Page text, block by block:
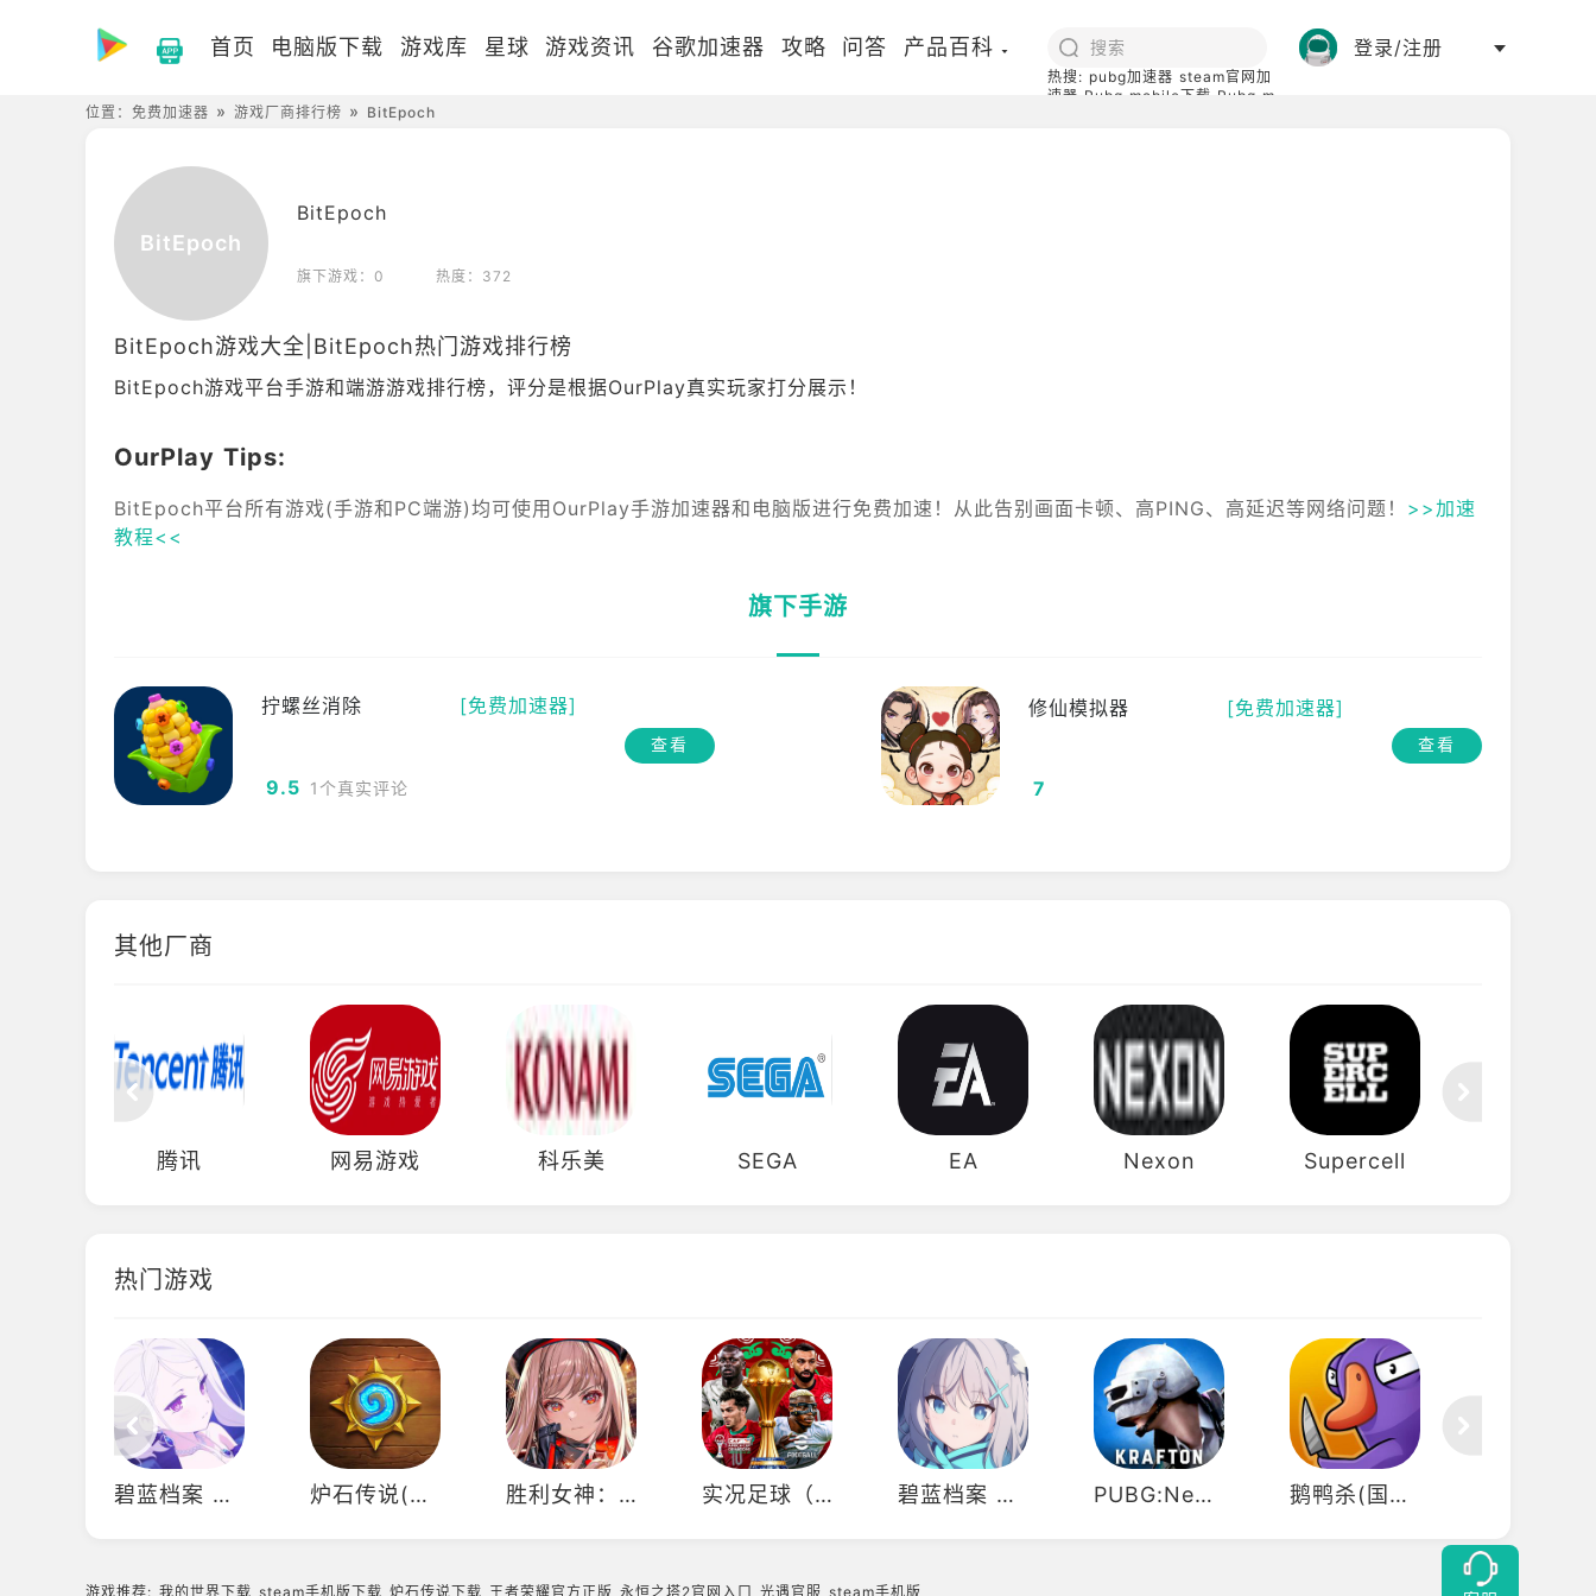
首页 电脑版下载 游戏库 星球 游戏资讯 谷歌加速器 攻略 问答 产品百科
热搜: pubg加速器 steam官网加
速器 Pubg mobile下载 Pubg m
登录/注册
位置： 免费加速器 游戏厂商排行榜 BitEpoch
BitEpoch
BitEpoch
旗下游戏：0 热度：372
BitEpoch游戏大全|BitEpoch热门游戏排行榜
BitEpoch游戏平台手游和端游游戏排行榜，评分是根据OurPlay真实玩家打分展示！
OurPlay Tips:
BitEpoch平台所有游戏(手游和PC端游)均可使用OurPlay手游加速器和电脑版进行免费加速！从此告别画面卡顿、高PING、高延迟等网络问题！ >>加速
教程<<
旗下手游
拧螺丝消除 [免费加速器]
9.5 1个真实评论
查看
修仙模拟器 [免费加速器]
7
查看
其他厂商
腾讯 网易游戏 科乐美 SEGA EA Nexon Supercell
热门游戏
碧蓝档案 Blue Archive（国际服） 炉石传说(国际服) 胜利女神：妮姬（国际服） 实况足球（国际服） 碧蓝档案 Blue Archive（日服） PUBG:New State(绝地求生:未来之役) 鹅鸭杀(国际服)
游戏推荐: 我的世界下载 steam手机版下载 炉石传说下载 王者荣耀官方正版 永恒之塔2官网入口 光遇官服 steam手机版